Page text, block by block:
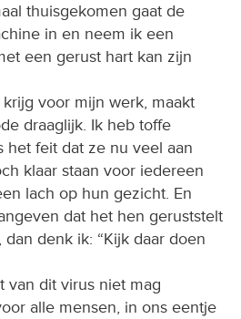
thuisgekomen gaat de
in en neem ik een
een gerust hart kan zijn
voor mijn werk, maakt
draaglijk. Ik heb toffe
het feit dat ze nu veel aan
klaar staan voor iedereen
lach op hun gezicht. En
dat het hen geruststelt
denk ik: “Kijk daar doen
van dit virus niet mag
alle mensen, in ons eentje